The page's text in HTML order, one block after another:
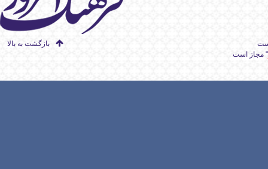
بازگشت به بالا
" مجاز است